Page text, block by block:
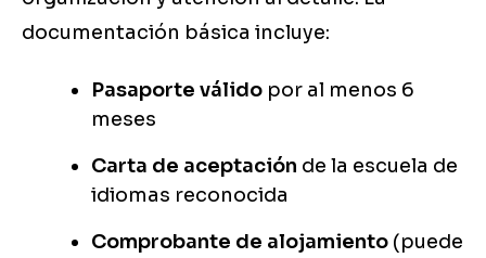
documentación básica incluye:
Pasaporte válido por al menos 6
meses
Carta de aceptación de la escuela de
idiomas reconocida
Comprobante de alojamiento (puede